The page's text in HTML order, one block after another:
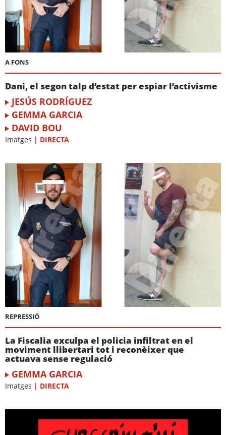
A FONS
Dani, el segon talp d’estat per espiar l’activisme
JESÚS RODRÍGUEZ
GEMMA GARCIA
DAVID BOU
Imatges | DIRECTA
REPRESSIÓ
La Fiscalia exculpa el policia infiltrat en el
moviment llibertari tot i reconèixer que
actuava sense regulació
GEMMA GARCIA
Imatges | DIRECTA